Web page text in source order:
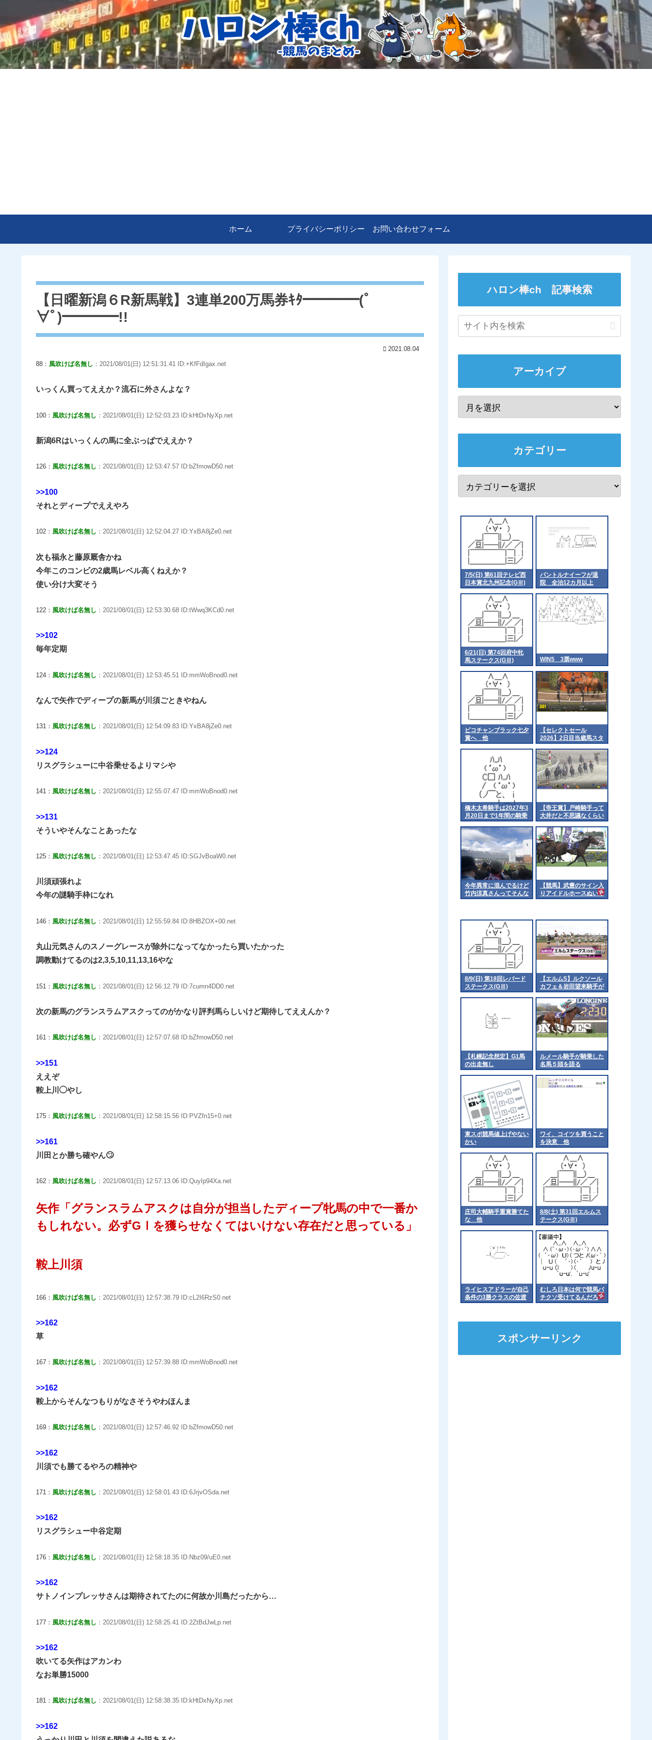
ホーム プライバシーポリシー お問い合わせフォーム
【日曜新潟６R新馬戦】3連単200万馬券ｷﾀ━━━━(ﾟ
∀ﾟ)━━━━!!
2021.08.04
88： 風吹けば名無し ：2021/08/01(日) 12:51:31.41 ID:+KfFdIgax.net
いっくん買ってええか？流石に外さんよな？
100： 風吹けば名無し ：2021/08/01(日) 12:52:03.23 ID:kHtDxNyXp.net
新潟6Rはいっくんの馬に全ぶっぱでええか？
126： 風吹けば名無し ：2021/08/01(日) 12:53:47.57 ID:bZfmowD50.net
>>100
それとディープでええやろ
102： 風吹けば名無し ：2021/08/01(日) 12:52:04.27 ID:YxBA8jZe0.net
次も福永と藤原厩舎かね
今年このコンビの2歳馬レベル高くねえか？
使い分け大変そう
122： 風吹けば名無し ：2021/08/01(日) 12:53:30.68 ID:tWwq3KCd0.net
>>102
毎年定期
124： 風吹けば名無し ：2021/08/01(日) 12:53:45.51 ID:mmWoBnod0.net
なんで矢作でディープの新馬が川須ごときやねん
131： 風吹けば名無し ：2021/08/01(日) 12:54:09.83 ID:YxBA8jZe0.net
>>124
リスグラシューに中谷乗せるよりマシや
141： 風吹けば名無し ：2021/08/01(日) 12:55:07.47 ID:mmWoBnod0.net
>>131
そういやそんなことあったな
125： 風吹けば名無し ：2021/08/01(日) 12:53:47.45 ID:SGJvBoaW0.net
川須頑張れよ
今年の謎騎手枠になれ
146： 風吹けば名無し ：2021/08/01(日) 12:55:59.84 ID:8HBZOX+00.net
丸山元気さんのスノーグレースが除外になってなかったら買いたかった
調教動けてるのは2,3,5,10,11,13,16やな
151： 風吹けば名無し ：2021/08/01(日) 12:56:12.79 ID:7cumn4DD0.net
次の新馬のグランスラムアスクってのがかなり評判馬らしいけど期待してええんか？
161： 風吹けば名無し ：2021/08/01(日) 12:57:07.68 ID:bZfmowD50.net
>>151
ええぞ
鞍上川◯やし
175： 風吹けば名無し ：2021/08/01(日) 12:58:15.56 ID:PVZfn15+0.net
>>161
川田とか勝ち確やん🙄
162： 風吹けば名無し ：2021/08/01(日) 12:57:13.06 ID:QuyIp94Xa.net
矢作「グランスラムアスクは自分が担当したディープ牝馬の中で一番か
もしれない。必ずGⅠを獲らせなくてはいけない存在だと思っている」
鞍上川須
166： 風吹けば名無し ：2021/08/01(日) 12:57:38.79 ID:cL2I6RzS0.net
>>162
草
167： 風吹けば名無し ：2021/08/01(日) 12:57:39.88 ID:mmWoBnod0.net
>>162
鞍上からそんなつもりがなさそうやわほんま
169： 風吹けば名無し ：2021/08/01(日) 12:57:46.92 ID:bZfmowD50.net
>>162
川須でも勝てるやろの精神や
171： 風吹けば名無し ：2021/08/01(日) 12:58:01.43 ID:6JrjvOSda.net
>>162
リスグラシュー中谷定期
176： 風吹けば名無し ：2021/08/01(日) 12:58:18.35 ID:Nbz09/uE0.net
>>162
サトノインプレッサさんは期待されてたのに何故か川島だったから…
177： 風吹けば名無し ：2021/08/01(日) 12:58:25.41 ID:2ZtBdJwLp.net
>>162
吹いてる矢作はアカンわ
なお単勝15000
181： 風吹けば名無し ：2021/08/01(日) 12:58:38.35 ID:kHtDxNyXp.net
>>162
ハロン棒ch 記事検索
アーカイブ
カテゴリー
7/5(日) 第61回テレビ西
日本賞北九州記念(GⅢ)
part2
パントルナイーフが退
院 全治12カ月以上
6/21(日) 第74回府中牝
馬ステークス(GⅢ)
part1
WIN5 3票www
ピコチャンブラック七夕
賞へ 他
【セレクトセール
2026】2日目当歳馬スタ
ート
橋木太希騎手は2027年3
月20日まで1年間の騎乗
停止
【帝王賞】戸崎騎手って
大井だと不思議なくらい
巧いわよね 他
今年異常に混んでるけど
竹内涼真さんってそんな
人気あんの？ 他
【競馬】武豊のサイン入
りアイドルホースぬいぐ
るみが発売開始！ ディ
8/9(日) 第18回レパード
ステークス(GⅢ)
【エルムS】ルクソール
カフェ＆岩田望来騎手が
ｷﾀ━━━━(ﾟ
∀ﾟ)━━━━!!
【札幌記念想定】G1馬
の出走無し
ルメール騎手が騎乗した
名馬５頭を語る
東スポ競馬値上げやない
かい
ワイ、コイツを買うこと
を決意 他
庄司大輔騎手重賞勝てた
な 他
8/8(土) 第31回エルムス
テークス(GⅢ)
ライヒスアドラーが自己
条件の3勝クラスの佐渡
ステークスに出走
むしろ日本は何で競馬バ
チクソ受けてるんだろ
スポンサーリンク